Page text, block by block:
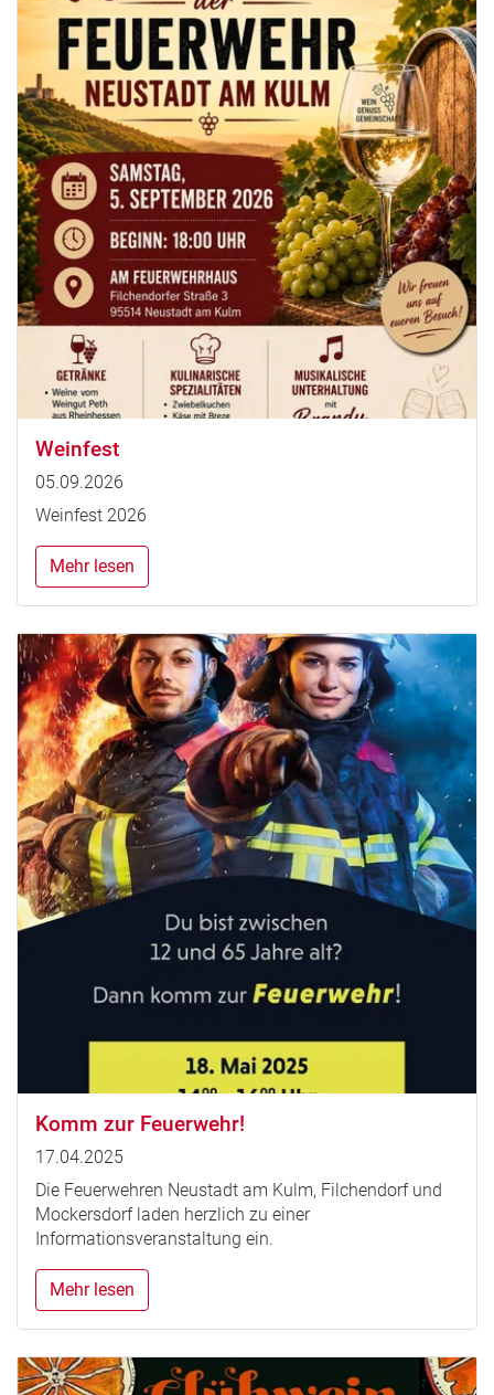
Weinfest
05.09.2026
Weinfest 2026
Mehr lesen
Komm zur Feuerwehr!
17.04.2025
Die Feuerwehren Neustadt am Kulm, Filchendorf und
Mockersdorf laden herzlich zu einer
Informationsveranstaltung ein.
Mehr lesen